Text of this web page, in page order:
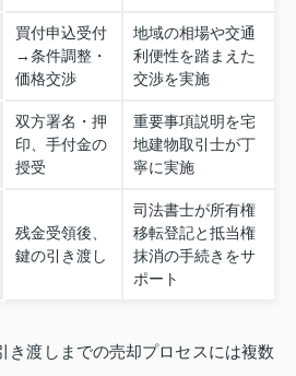
買付申込受付
→条件調整・
価格交渉
地域の相場や交通
利便性を踏まえた
交渉を実施
双方署名・押
印、手付金の
授受
重要事項説明を宅
地建物取引士が丁
寧に実施
残金受領後、
鍵の引き渡し
司法書士が所有権
移転登記と抵当権
抹消の手続きをサ
ポート
き渡しまでの売却プロセスには複数